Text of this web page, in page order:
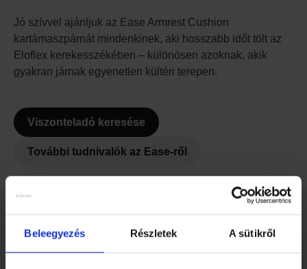
Beleegyezés Részletek A sütikről
Jó szívvel ajánljuk az Ease Armrest Cushion
kartámaszpárnát mindenkinek, aki hosszabb időt tölt az
Eloflex kerekesszékében – különösen azoknak, akik
gyakran járnak egyenetlen kültéri terepen.
Viszonteladó keresése
További tudnivalók az Ease-ről
EGYÉB KIEGÉSZÍTŐK